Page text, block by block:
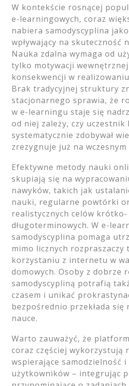
W kontekście rosnącej
e-learningowych, coraz
nabiera samodyscyplina
wpływający na skuteczność
Nauka zdalna wymaga od
tylko motywacji
konsekwencji w
Brak tradycyjnej struktury
stacjonarnego sprawia, że
w e-learningu staje się
od niej zależy, czy uczestnik
systematycznie zdobywał
zrezygnuje już na wczesnym
Efektywne metody nauki
skupiają się na
nawyków, takich jak
nauki, regularne powtórki
realistycznych celów krótko-
długoterminowych. W e-
samodyscyplina pomaga
mimo licznych rozpraszaczy
korzystaniu z internetu w
domowych. Osoby z dobrze
samodyscypliną potrafią
czasem i unikać
bezpośrednio przekłada się
nauce.
Warto zauważyć, że
coraz częściej wykorzystują
wspierające samodzielność i
użytkowników – integrując